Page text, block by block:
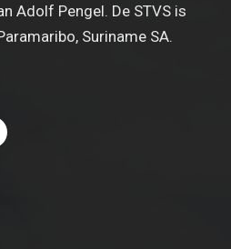
Adolf Pengel. De STVS is
Suriname SA.